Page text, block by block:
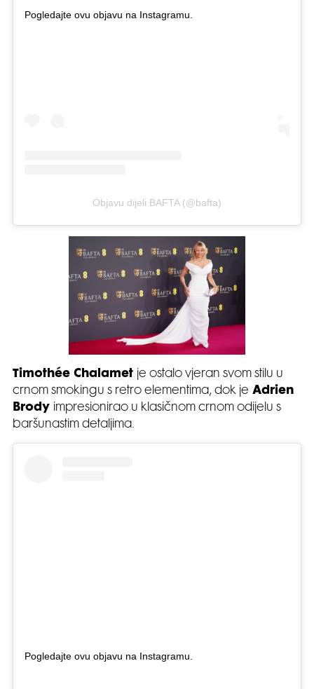
Pogledajte ovu objavu na Instagramu.
Objavu dijeli BAFTA (@bafta)
Timothée Chalamet je ostalo vjeran svom stilu u
crnom smokingu s retro elementima, dok je Adrien
Brody impresionirao u klasičnom crnom odijelu s
baršunastim detaljima.
Pogledajte ovu objavu na Instagramu.